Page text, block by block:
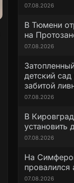
07.08.2026
В Тюмени
на
07.08.2026
детский
забитой
07.08.2026
В
установить
07.08.2026
На
провалился
07.08.2026